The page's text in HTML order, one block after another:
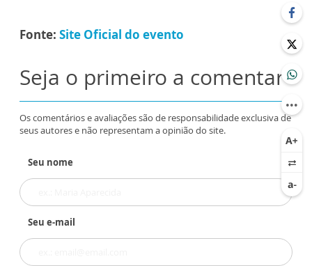
Fonte: Site Oficial do evento
Seja o primeiro a comentar
Os comentários e avaliações são de responsabilidade exclusiva de
seus autores e não representam a opinião do site.
Seu nome
Seu e-mail